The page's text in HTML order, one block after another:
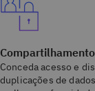
Conceda acesso e
duplicações de